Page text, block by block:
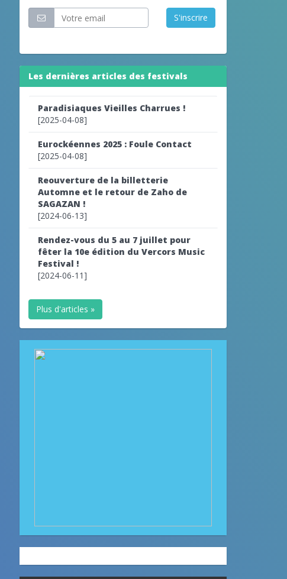
S'inscrire
Les dernières articles des festivals
Paradisiaques Vieilles Charrues !
[2025-04-08]
Eurockéennes 2025 : Foule Contact
[2025-04-08]
Reouverture de la billetterie
Automne et le retour de Zaho de
SAGAZAN !
[2024-06-13]
Rendez-vous du 5 au 7 juillet pour
fêter la 10e édition du Vercors Music
Festival !
[2024-06-11]
Plus d'articles »